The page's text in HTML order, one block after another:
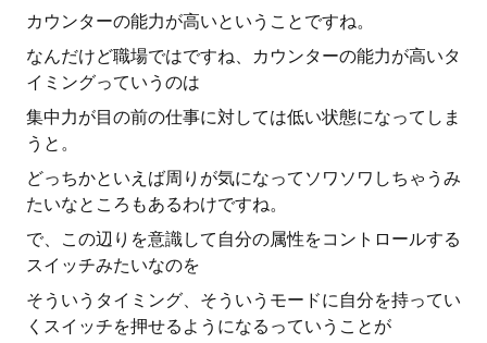
カウンターの能力が高いということですね。
なんだけど職場ではですね、カウンターの能力が高いタ
イミングっていうのは
集中力が目の前の仕事に対しては低い状態になってしま
うと。
どっちかといえば周りが気になってソワソワしちゃうみ
たいなところもあるわけですね。
で、この辺りを意識して自分の属性をコントロールする
スイッチみたいなのを
そういうタイミング、そういうモードに自分を持ってい
くスイッチを押せるようになるっていうことが